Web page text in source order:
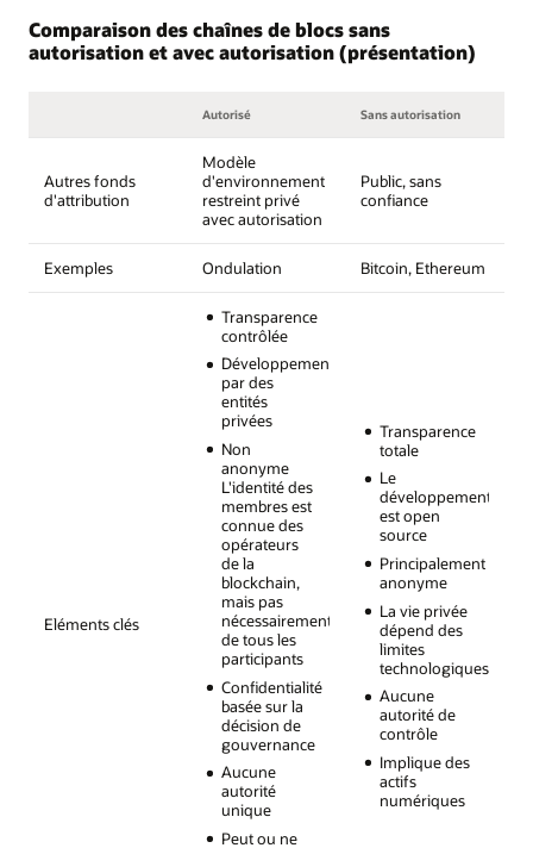
Comparaison des chaînes de blocs sans
autorisation et avec autorisation (présentation)
Autorisé Sans autorisation
Autres fonds
d'attribution
Modèle
d'environnement
restreint privé
avec autorisation
Public, sans
confiance
Exemples Ondulation Bitcoin, Ethereum
Eléments clés
Transparence
contrôlée
Développement
par des
entités
privées
Non
anonyme
L'identité des
membres est
connue des
opérateurs
de la
blockchain,
mais pas
nécessairement
de tous les
participants
Confidentialité
basée sur la
décision de
gouvernance
Aucune
autorité
unique
Peut ou ne
Transparence
totale
Le
développement
est open
source
Principalement
anonyme
La vie privée
dépend des
limites
technologiques
Aucune
autorité de
contrôle
Implique des
actifs
numériques